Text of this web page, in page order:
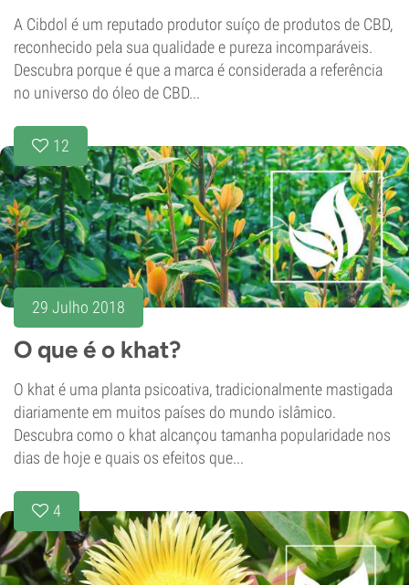
A Cibdol é um reputado produtor suíço de produtos de CBD,
reconhecido pela sua qualidade e pureza incomparáveis.
Descubra porque é que a marca é considerada a referência
no universo do óleo de CBD...
12
29 Julho 2018
O que é o khat?
O khat é uma planta psicoativa, tradicionalmente mastigada
diariamente em muitos países do mundo islâmico.
Descubra como o khat alcançou tamanha popularidade nos
dias de hoje e quais os efeitos que...
4